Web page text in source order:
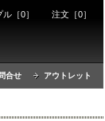
合せ アウトレット
［0］ 注文［0］